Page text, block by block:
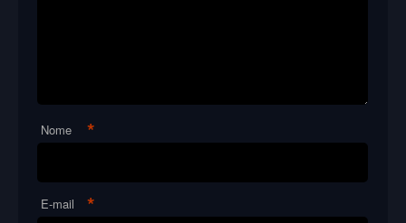
Nome *
E-mail *